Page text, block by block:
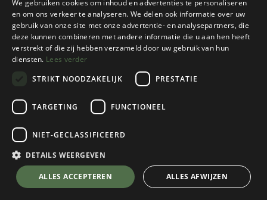
Alpinisme Bikepacking & fietsen
Familievakantie Gear
Highlining & slacklining Hoge Noorden
K2 Ambassadeurs
Klimmen & boulderen
Tentenshow Trailrunning Trekking
We gebruiken cookies om inhoud en advertenties te personaliseren
en om ons verkeer te analyseren. We delen ook informatie over uw
gebruik van onze site met onze advertentie- en analysepartners, die
deze kunnen combineren met andere informatie die u aan hen heeft
verstrekt of die zij hebben verzameld door uw gebruik van hun
diensten. Lees verder
STRIKT NOODZAKELIJK
PRESTATIE
TARGETING FUNCTIONEEL
NIET-GECLASSIFICEERD
DETAILS WEERGEVEN
ALLES ACCEPTEREN ALLES AFWIJZEN